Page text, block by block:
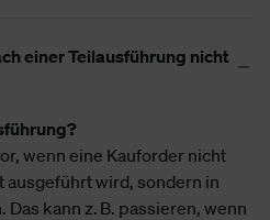
einer Teilausführung nicht
wenn eine Kauforder nicht
wird, sondern in
kann z. B. passieren, wenn